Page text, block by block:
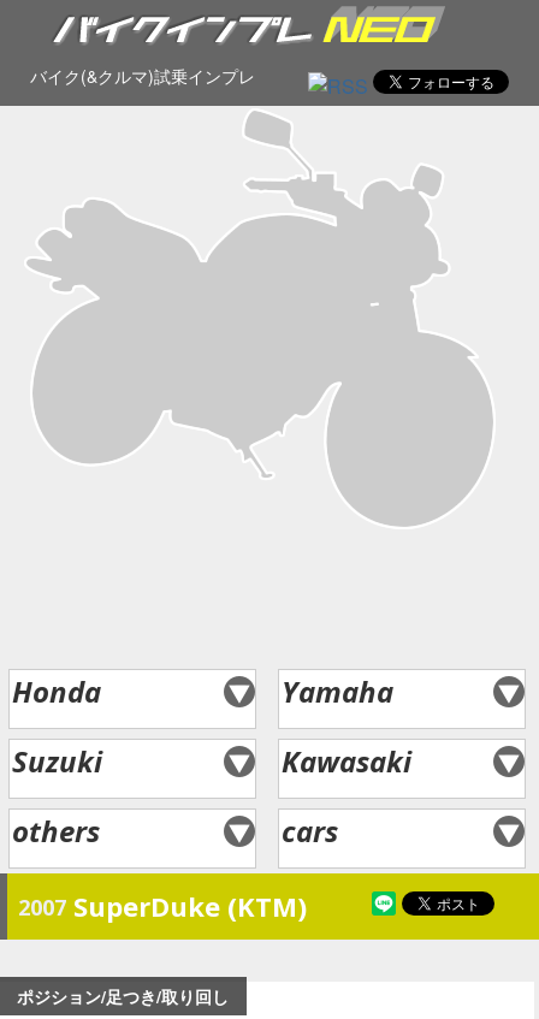
バイク(&クルマ)試乗インプレ
Honda
Yamaha
Suzuki
Kawasaki
others
cars
2007 SuperDuke (KTM)
ポジション/足つき/取り回し